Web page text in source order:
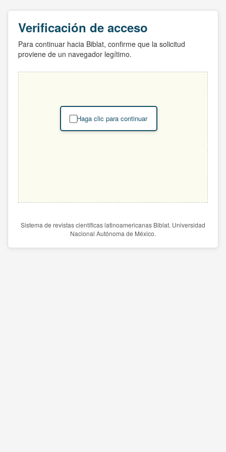
Verificación de acceso
Para continuar hacia Biblat, confirme que la solicitud
proviene de un navegador legítimo.
Haga clic para continuar
Sistema de revistas científicas latinoamericanas Biblat. Universidad
Nacional Autónoma de México.